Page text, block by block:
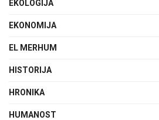
EKOLOGIJA
EKONOMIJA
EL MERHUM
HISTORIJA
HRONIKA
HUMANOST